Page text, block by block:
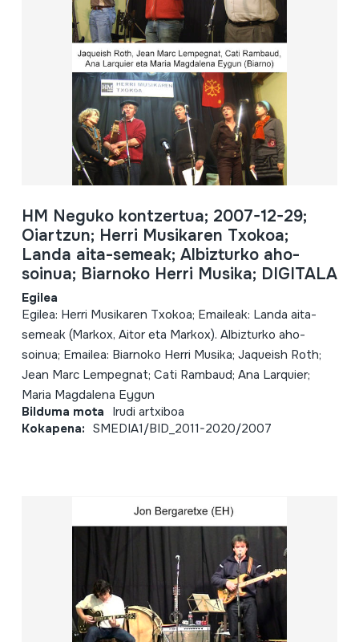
HM Neguko kontzertua; 2007-12-29;
Oiartzun; Herri Musikaren Txokoa;
Landa aita-semeak; Albizturko aho-
soinua; Biarnoko Herri Musika; DIGITALA
Egilea
Egilea: Herri Musikaren Txokoa; Emaileak: Landa aita-
semeak (Markox, Aitor eta Markox). Albizturko aho-
soinua; Emailea: Biarnoko Herri Musika; Jaqueish Roth;
Jean Marc Lempegnat; Cati Rambaud; Ana Larquier;
Maria Magdalena Eygun
Bilduma mota Irudi artxiboa
Kokapena: SMEDIA1/BID_2011-2020/2007